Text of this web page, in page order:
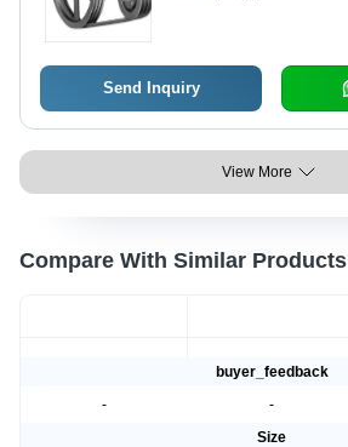
Send Inquiry
View More
Compare With Similar Products
buyer_feedback
-
-
Size